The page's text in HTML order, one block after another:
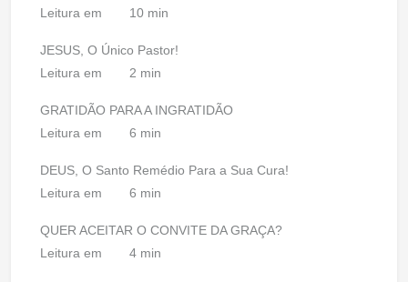
Leitura em
10 min
JESUS, O Único Pastor!
Leitura em
2 min
GRATIDÃO PARA A INGRATIDÃO
Leitura em
6 min
DEUS, O Santo Remédio Para a Sua Cura!
Leitura em
6 min
QUER ACEITAR O CONVITE DA GRAÇA?
Leitura em
4 min